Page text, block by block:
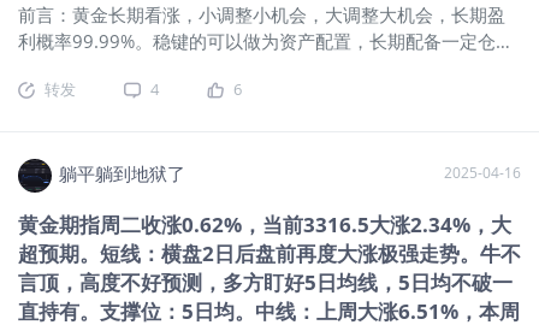
K值92左右。（日线调整中：SKDJ低位金叉特别是低位金叉底
背离是判断短线见底的重要信号）（牛市中：周SKDJ高位横盘
钝化是常态。周线、月级调整中：低位金叉在判断短线
前言：黄金长期看涨，小调整小机会，大调整大机会，长期盈
利概率99.99%。稳键的可以做为资产配置，长期配备一定仓
面： 1、贸易战：纵深发展，美股承压，资金涌入黄金市场避
年半新低，而通胀预期飙升，强化黄金抗通胀属性。 4、美元
指数：持续下行，以美元计价商品都有涨价预期。 5、地缘政
治：总体平稳，中东、俄乌等局势时有反复。 二、技术面：
1、均线 超短：5日均上，超短多头趋势。 短期：20日均上，
20均向上，短期多头趋势。 中期：5周均上，20周均上，20周
均向上，中期多头趋势。 长期：5月均上，20月均上，长期多
转发 4 6
躺平躺到地狱了 2025-04-16
黄金期指周二收涨0.62%，当前3316.5大涨2.34%，大
超预期。短线：横盘2日后盘前再度大涨极强走势。牛不
言顶，高度不好预测，多方盯好5日均线，5日均不破一
直持有。支撑位：5日均。中线：上周大涨6.51%，本周